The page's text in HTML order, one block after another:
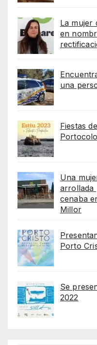
La mujer
en
una
Fiestas
Una
arrollada
cenaba
Millor
Porto
Se
2022